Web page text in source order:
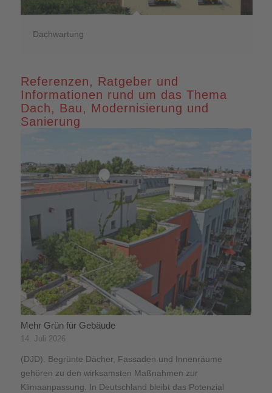
Dachwartung
Referenzen, Ratgeber und
Informationen rund um das Thema
Dach, Bau, Modernisierung und
Sanierung
Mehr Grün für Gebäude
14. Juli 2026
(DJD). Begrünte Dächer, Fassaden und Innenräume
gehören zu den wirksamsten Maßnahmen zur
Klimaanpassung. In Deutschland bleibt das Potenzial